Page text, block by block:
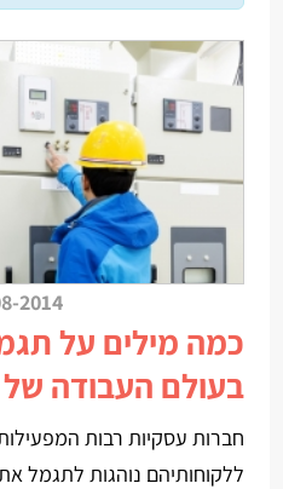
2014
כמה מילים על
בעולם העבודה של
חברות עסקיות רבות
ללקוחותיהם נוהגות לתגמל